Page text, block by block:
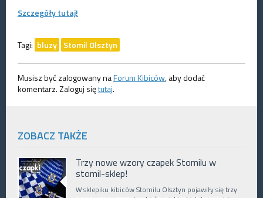
Szczegóły tutaj!
Tagi: bluzy Stomil Olsztyn
Musisz być zalogowany naForum Kibiców, aby dodać
komentarz. Zaloguj siętutaj.
ZOBACZ TAKŻE
Trzy nowe wzory czapek Stomilu w
stomil-sklep!
W sklepiku kibiców Stomilu Olsztyn pojawiły się trzy